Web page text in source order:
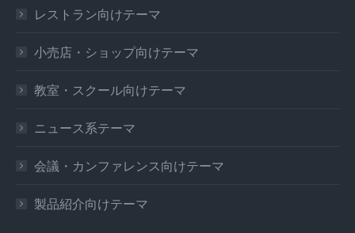
レストラン向けテーマ
小売店・ショップ向けテーマ
教室・スクール向けテーマ
ニュース系テーマ
会議・カンファレンス向けテーマ
製品紹介向けテーマ